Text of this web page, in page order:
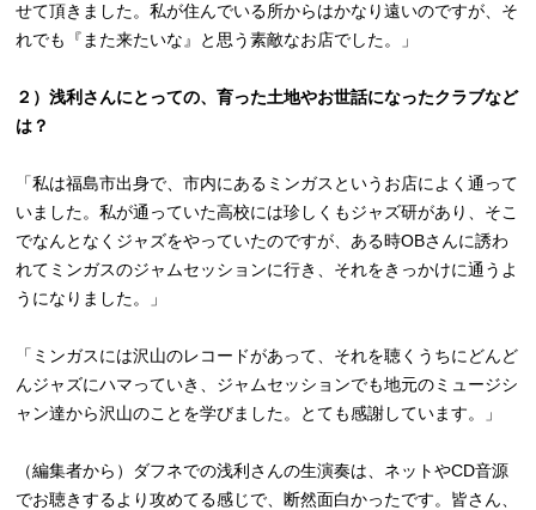
せて頂きました。私が住んでいる所からはかなり遠いのですが、そ
れでも『また来たいな』と思う素敵なお店でした。」
２）浅利さんにとっての、育った土地やお世話になったクラブなど
は？
「私は福島市出身で、市内にあるミンガスというお店によく通って
いました。私が通っていた高校には珍しくもジャズ研があり、そこ
でなんとなくジャズをやっていたのですが、ある時OBさんに誘わ
れてミンガスのジャムセッションに行き、それをきっかけに通うよ
うになりました。」
「ミンガスには沢山のレコードがあって、それを聴くうちにどんど
んジャズにハマっていき、ジャムセッションでも地元のミュージシ
ャン達から沢山のことを学びました。とても感謝しています。」
（編集者から）ダフネでの浅利さんの生演奏は、ネットやCD音源
でお聴きするより攻めてる感じで、断然面白かったです。皆さん、